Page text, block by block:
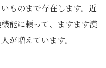
ものまで存在します。近
能に頼って、ますます漢
が増えています。